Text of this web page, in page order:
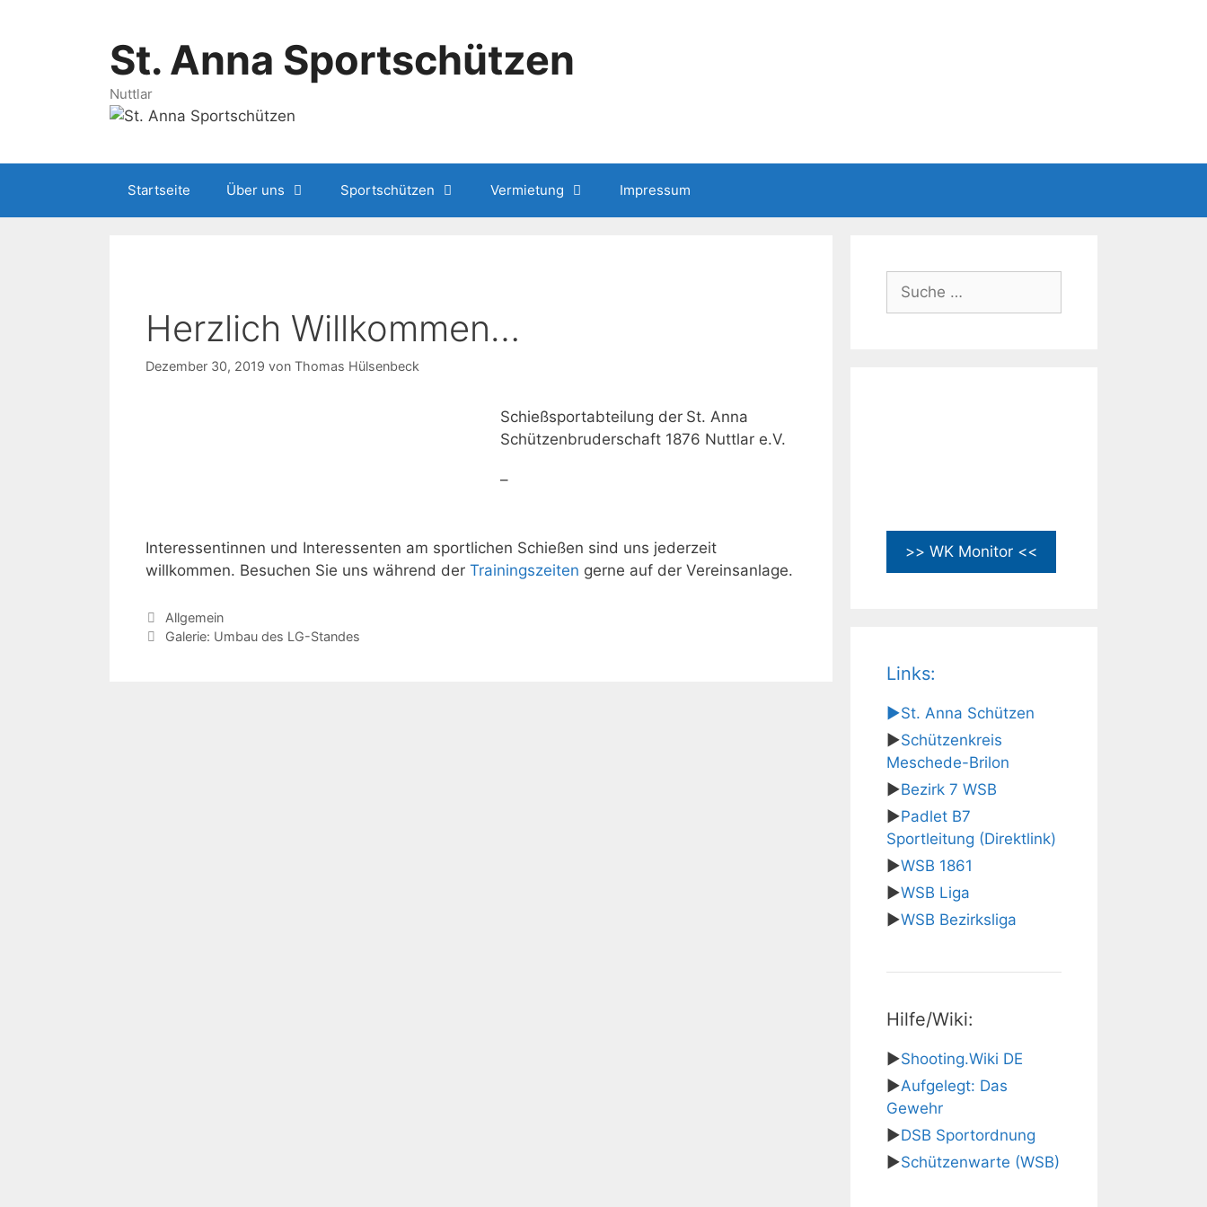
St. Anna Sportschützen
Nuttlar
Startseite Über uns Sportschützen Vermietung Impressum
Herzlich Willkommen…
Dezember 30, 2019 von Thomas Hülsenbeck
Schießsportabteilung der St. Anna
Schützenbruderschaft 1876 Nuttlar e.V.
–
Interessentinnen und Interessenten am sportlichen Schießen sind uns jederzeit
willkommen. Besuchen Sie uns während der Trainingszeiten gerne auf der Vereinsanlage.
Kategorien
Allgemein
Beitrags-
Galerie: Umbau des LG-Standes
nach:
>> WK Monitor <<
Links:
▶St. Anna Schützen
▶Schützenkreis
Meschede-Brilon
▶Bezirk 7 WSB
▶Padlet B7
Sportleitung (Direktlink)
▶WSB 1861
▶WSB Liga
▶WSB Bezirksliga
Hilfe/Wiki:
▶Shooting.Wiki DE
▶Aufgelegt: Das
Gewehr
▶DSB Sportordnung
▶Schützenwarte (WSB)